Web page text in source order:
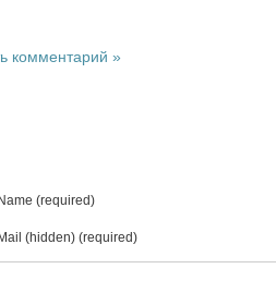
комментарий »
Name (required)
Mail (hidden) (required)